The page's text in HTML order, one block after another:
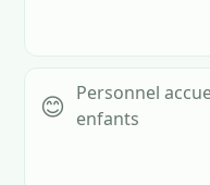
😊 Personnel
enfants